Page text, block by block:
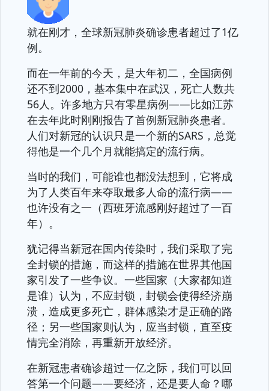
就在刚才，全球新冠肺炎确诊患者超过了1亿
例。
而在一年前的今天，是大年初二，全国病例
还不到2000，基本集中在武汉，死亡人数共
56人。许多地方只有零星病例——比如江苏
在去年此时刚刚报告了首例新冠肺炎患者。
人们对新冠的认识只是一个新的SARS，总觉
得他是一个几个月就能搞定的流行病。
当时的我们，可能谁也都没法想到，它将成
为了人类百年来夺取最多人命的流行病——
也许没有之一（西班牙流感刚好超过了一百
年）。
犹记得当新冠在国内传染时，我们采取了完
全封锁的措施，而这样的措施在世界其他国
家引发了一些争议。一些国家（大家都知道
是谁）认为，不应封锁，封锁会使得经济崩
溃，造成更多死亡，群体感染才是正确的路
径；另一些国家则认为，应当封锁，直至疫
情完全消除，再重新开放经济。
在新冠患者确诊超过一亿之际，我们可以回
答第一个问题——要经济，还是要人命？哪